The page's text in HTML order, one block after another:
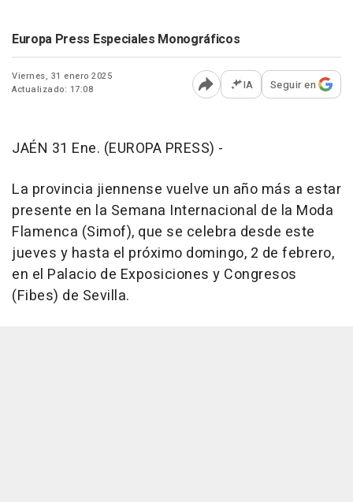
Europa Press Especiales Monográficos
Viernes, 31 enero 2025
Actualizado: 17:08
Abrir opciones para
IA Seguir en
JAÉN 31 Ene. (EUROPA PRESS) -
La provincia jiennense vuelve un año más a estar
presente en la Semana Internacional de la Moda
Flamenca (Simof), que se celebra desde este
jueves y hasta el próximo domingo, 2 de febrero,
en el Palacio de Exposiciones y Congresos
(Fibes) de Sevilla.